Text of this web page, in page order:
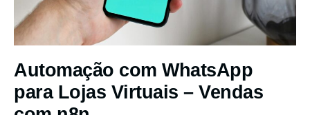
Automação com WhatsApp
para Lojas Virtuais – Vendas